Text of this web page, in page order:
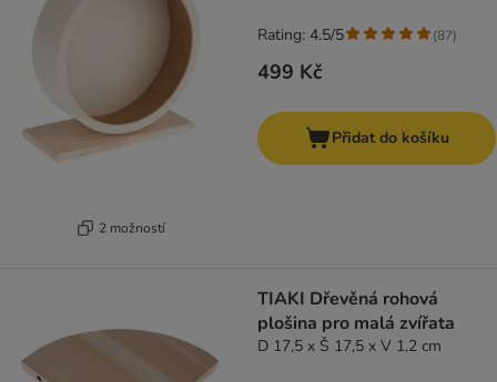
2 možností
499 Kč
Rating: 4.5/5 (87)
Přidat do košíku
TIAKI Dřevěná rohová
plošina pro malá zvířata
D 17,5 x Š 17,5 x V 1,2 cm